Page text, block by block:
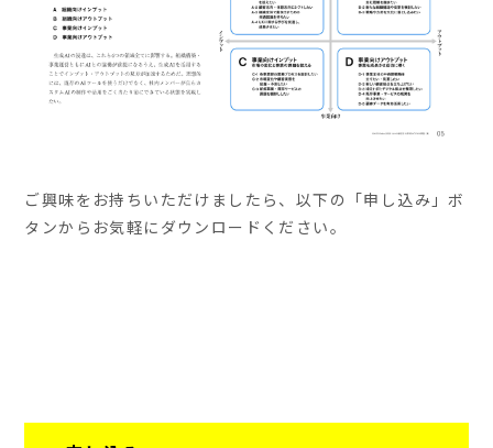
ご興味をお持ちいただけましたら、以下の「申し込み」ボ
タンからお気軽にダウンロードください。